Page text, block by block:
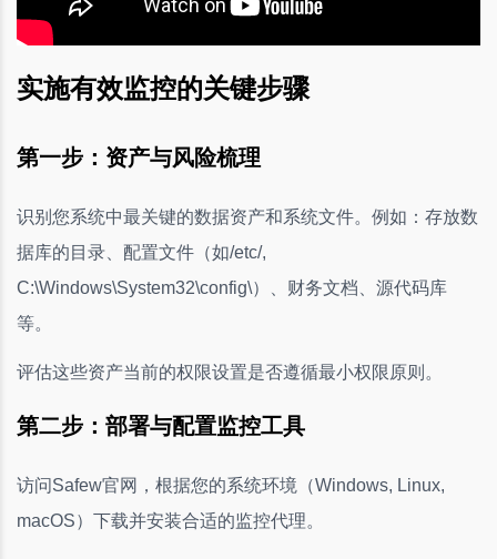
实施有效监控的关键步骤
第一步：资产与风险梳理
识别您系统中最关键的数据资产和系统文件。例如：存放数
据库的目录、配置文件（如/etc/,
C:\Windows\System32\config\）、财务文档、源代码库
等。
评估这些资产当前的权限设置是否遵循最小权限原则。
第二步：部署与配置监控工具
访问Safew官网，根据您的系统环境（Windows, Linux,
macOS）下载并安装合适的监控代理。